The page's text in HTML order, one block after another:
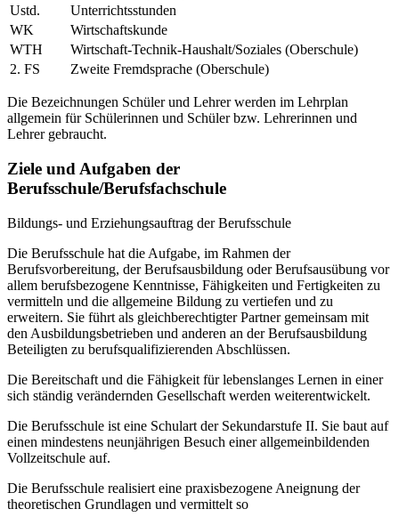
Ustd.
Unterrichtsstunden
WK
Wirtschaftskunde
WTH
Wirtschaft-Technik-Haushalt/Soziales (Oberschule)
2. FS
Zweite Fremdsprache (Oberschule)
Die Bezeichnungen Schüler und Lehrer werden im Lehrplan
allgemein für Schülerinnen und Schüler bzw. Lehrerinnen und
Lehrer gebraucht.
Ziele und Aufgaben der
Berufsschule/Berufsfachschule
Bildungs- und Erziehungsauftrag der Berufsschule
Die Berufsschule hat die Aufgabe, im Rahmen der
Berufsvorbereitung, der Berufsausbildung oder Berufsausübung vor
allem berufsbezogene Kenntnisse, Fähigkeiten und Fertigkeiten zu
vermitteln und die allgemeine Bildung zu vertiefen und zu
erweitern. Sie führt als gleichberechtigter Partner gemeinsam mit
den Ausbildungsbetrieben und anderen an der Berufsausbildung
Beteiligten zu berufsqualifizierenden Abschlüssen.
Die Bereitschaft und die Fähigkeit für lebenslanges Lernen in einer
sich ständig verändernden Gesellschaft werden weiterentwickelt.
Die Berufsschule ist eine Schulart der Sekundarstufe II. Sie baut auf
einen mindestens neunjährigen Besuch einer allgemeinbildenden
Vollzeitschule auf.
Die Berufsschule realisiert eine praxisbezogene Aneignung der
theoretischen Grundlagen und vermittelt so